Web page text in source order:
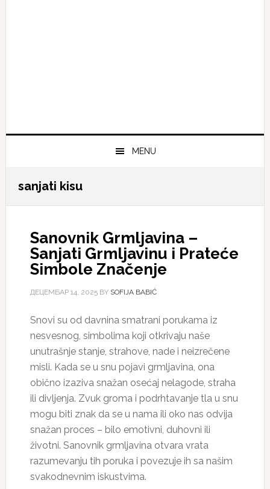
MENU
sanjati kisu
Sanovnik Grmljavina –
Sanjati Grmljavinu i Prateće
Simbole Značenje
ДЕЦЕМБАР 14, 2025BY SOFIJA BABIĆ
Snovi su od davnina smatrani porukama iz
nesvesnog, simbolima koji otkrivaju naše
unutrašnje stanje, strahove, nade i neizrečene
misli. Kada se u snu pojavi grmljavina, ona
obično izaziva snažan osećaj nelagode, straha
ili divljenja. Zvuk groma i podrhtavanje tla u snu
mogu biti znak da se u nama ili oko nas odvija
snažan proces – bilo emotivni, duhovni ili
životni. Sanovnik grmljavina otvara vrata
razumevanju tih poruka i povezuje ih sa našim
svakodnevnim iskustvima.